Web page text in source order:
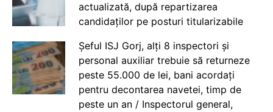
actualizată, după repartizarea
candidaților pe posturi titularizabile
Șeful ISJ Gorj, alți 8 inspectori și
personal auxiliar trebuie să returneze
peste 55.000 de lei, bani acordați
pentru decontarea navetei, timp de
peste un an / Inspectorul general,